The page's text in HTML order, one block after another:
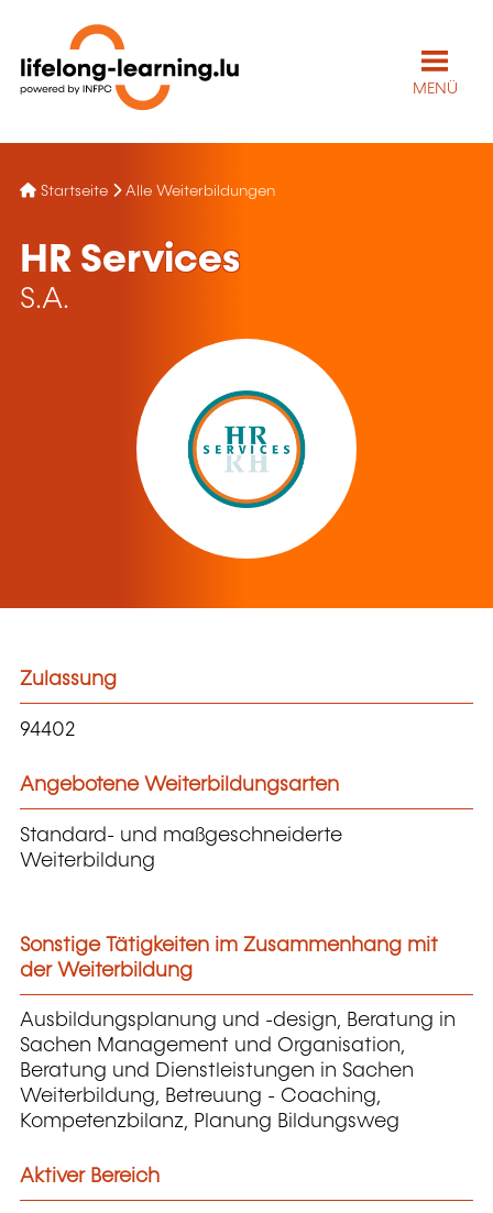
MENÜ
Startseite Alle Weiterbildungen
HR Services
S.A.
Zulassung
94402
Angebotene Weiterbildungsarten
Standard- und maßgeschneiderte
Weiterbildung
Sonstige Tätigkeiten im Zusammenhang mit
der Weiterbildung
Ausbildungsplanung und -design, Beratung in
Sachen Management und Organisation,
Beratung und Dienstleistungen in Sachen
Weiterbildung, Betreuung - Coaching,
Kompetenzbilanz, Planung Bildungsweg
Aktiver Bereich